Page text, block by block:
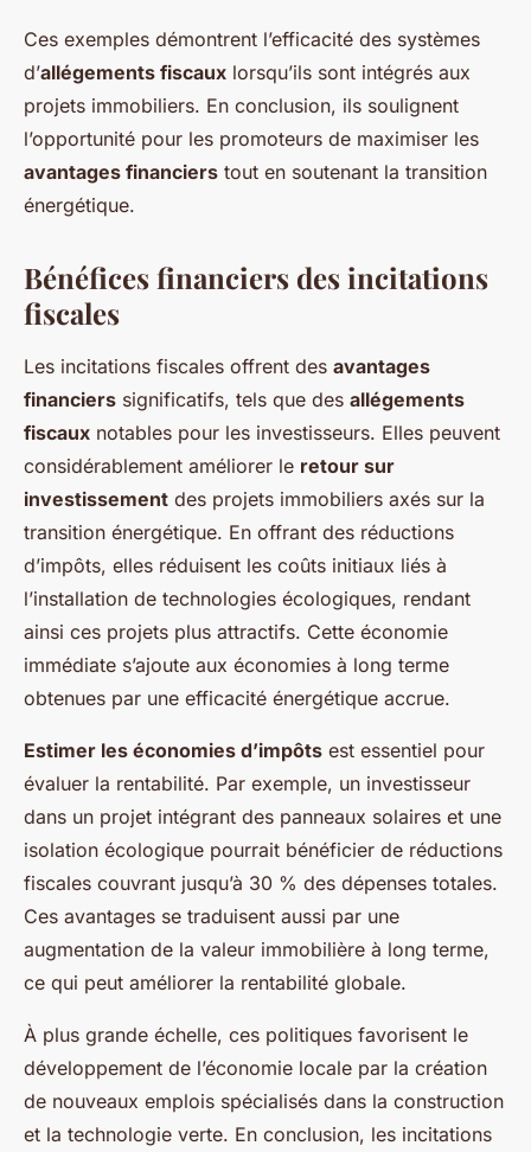
Ces exemples démontrent l’efficacité des systèmes
d’allégements fiscaux lorsqu’ils sont intégrés aux
projets immobiliers. En conclusion, ils soulignent
l’opportunité pour les promoteurs de maximiser les
avantages financiers tout en soutenant la transition
énergétique.
Bénéfices financiers des incitations
fiscales
Les incitations fiscales offrent des avantages
financiers significatifs, tels que des allégements
fiscaux notables pour les investisseurs. Elles peuvent
considérablement améliorer le retour sur
investissement des projets immobiliers axés sur la
transition énergétique. En offrant des réductions
d’impôts, elles réduisent les coûts initiaux liés à
l’installation de technologies écologiques, rendant
ainsi ces projets plus attractifs. Cette économie
immédiate s’ajoute aux économies à long terme
obtenues par une efficacité énergétique accrue.
Estimer les économies d’impôts est essentiel pour
évaluer la rentabilité. Par exemple, un investisseur
dans un projet intégrant des panneaux solaires et une
isolation écologique pourrait bénéficier de réductions
fiscales couvrant jusqu’à 30 % des dépenses totales.
Ces avantages se traduisent aussi par une
augmentation de la valeur immobilière à long terme,
ce qui peut améliorer la rentabilité globale.
À plus grande échelle, ces politiques favorisent le
développement de l’économie locale par la création
de nouveaux emplois spécialisés dans la construction
et la technologie verte. En conclusion, les incitations